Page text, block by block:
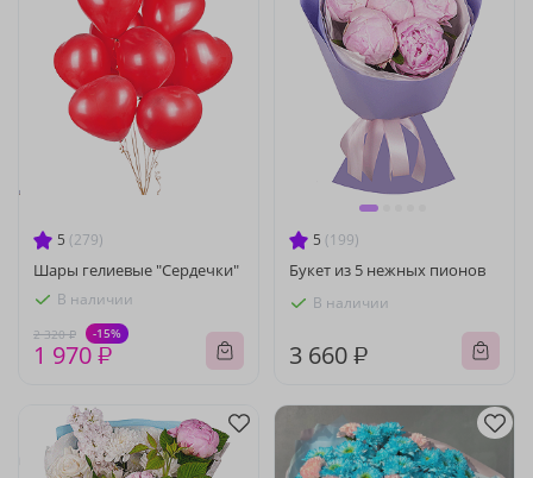
5 (279)
Шары гелиевые "Сердечки"
В наличии
2 320 ₽ -15%
1 970 ₽
5 (199)
Букет из 5 нежных пионов
В наличии
3 660 ₽